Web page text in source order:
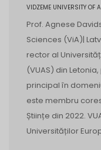
VIDZEME UNIVERSITY OF
Prof. Agnese
Sciences (ViA)|
rector al
(VUAS) din
principal în
este membru
Științe din 2022.
Universităților